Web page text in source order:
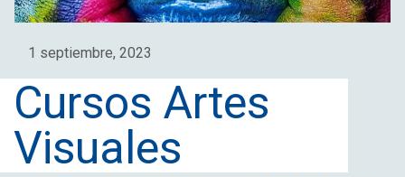
Cursos Artes
Visuales
1 septiembre, 2023